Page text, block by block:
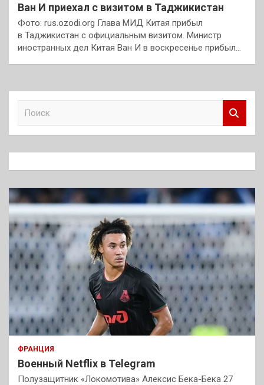
Ван И приехал с визитом в Таджикистан
Фото: rus.ozodi.org Глава МИД Китая прибыл
в Таджикистан с официальным визитом. Министр
иностранных дел Китая Ван И в воскресенье прибыл…
к
ФРАНЦИЯ
Военный Netflix в Telegram
Полузащитник «Локомотива» Алексис Бека-Бека 27